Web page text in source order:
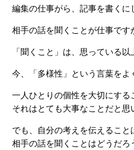
編集の仕事がら、記事を書くに
相手の話を聞くことが仕事です
「聞くこと」は、思っている以
今、「多様性」という言葉をよ
一人ひとりの個性を大切にする
それはとても大事なことだと思
でも、自分の考えを伝えること
相手の話を聞くことはどうだろ